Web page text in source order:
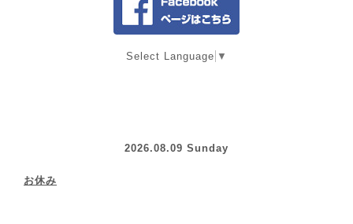
Select Language ▼
2026.08.09 Sunday
お休み